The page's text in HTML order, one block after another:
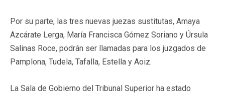
Por su parte, las tres nuevas juezas sustitutas, Amaya
Azcárate Lerga, María Francisca Gómez Soriano y Úrsula
Salinas Roce, podrán ser llamadas para los juzgados de
Pamplona, Tudela, Tafalla, Estella y Aoiz.
La Sala de Gobierno del Tribunal Superior ha estado